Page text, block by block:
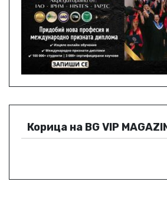
Корица на BG VIP